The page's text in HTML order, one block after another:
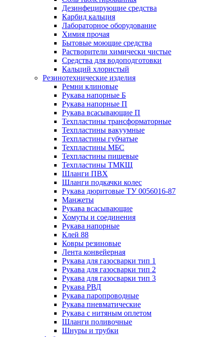
Дезинфецирующие средства
Карбид кальция
Лабораторное оборудование
Химия прочая
Бытовые моющие средства
Растворители химически чистые
Средства для водоподготовки
Кальций хлористый
Резинотехнические изделия
Ремни клиновые
Рукава напорные Б
Рукава напорные П
Рукава всасывающие П
Техпластины трансформаторные
Техпластины вакуумные
Техпластины губчатые
Техпластины МБС
Техпластины пищевые
Техпластины ТМКЩ
Шланги ПВХ
Шланги подкачки колес
Рукава дюритовые ТУ 0056016-87
Манжеты
Рукава всасывающие
Хомуты и соединения
Рукава напорные
Клей 88
Ковры резиновые
Лента конвейерная
Рукава для газосварки тип 1
Рукава для газосварки тип 2
Рукава для газосварки тип 3
Рукава РВД
Рукава паропроводные
Рукава пневматические
Рукава с нитяным оплетом
Шланги поливочные
Шнуры и трубки